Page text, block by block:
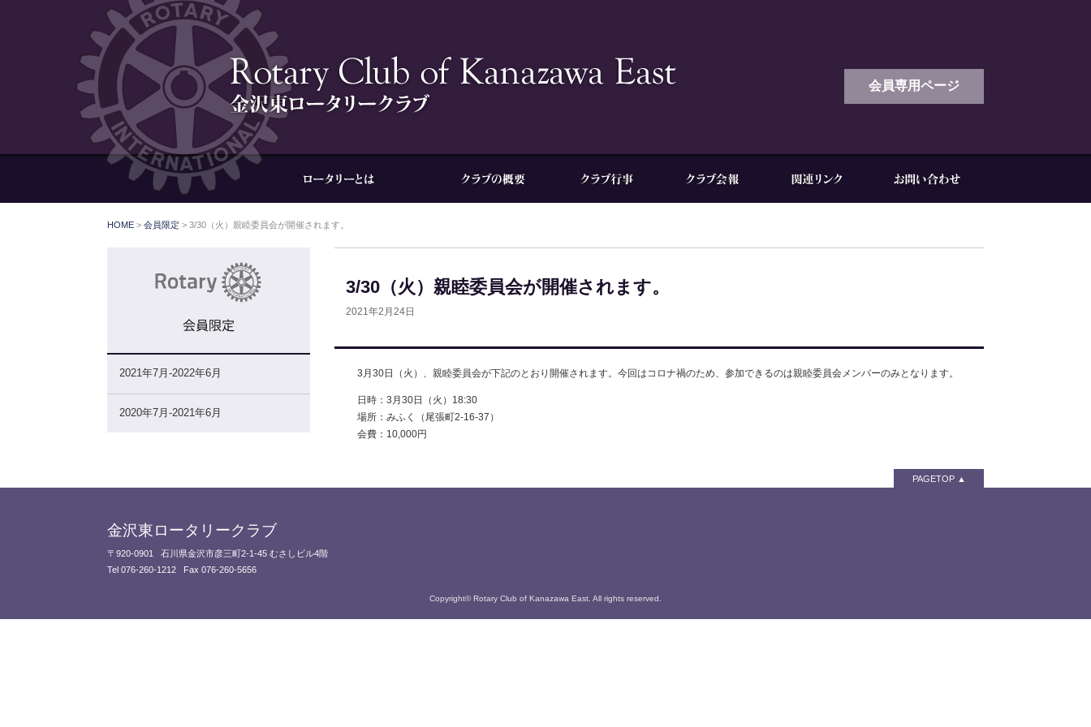
会員専用ページ
HOME > 会員限定 > 3/30（火）親睦委員会が開催されます。
3/30（火）親睦委員会が開催されます。
2021年2月24日
3月30日（火）、親睦委員会が下記のとおり開催されます。今回はコロナ禍のため、参加できるのは親睦委員会メンバーのみとなります。
日時：3月30日（火）18:30
場所：みふく（尾張町2-16-37）
会費：10,000円
2021年7月-2022年6月
2020年7月-2021年6月
PAGETOP
金沢東ロータリークラブ
〒920-0901
石川県金沢市彦三町2-1-45 むさしビル4階
Tel 076-260-1212
Fax 076-260-5656
Copyright© Rotary Club of Kanazawa East. All rights reserved.